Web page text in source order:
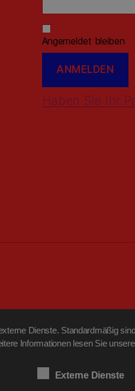
Angemeldet bleiben
Haben Sie Ihr
Dienste. Standardmäßig
Informationen lesen Sie
Externe Dienste